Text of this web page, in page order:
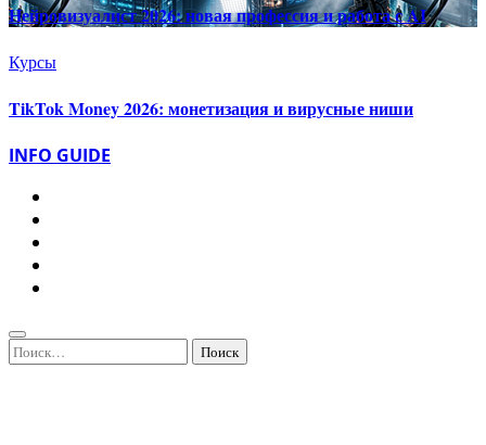
Нейровизуалист 2026: новая профессия и работа с AI
Курсы
TikTok Money 2026: монетизация и вирусные ниши
INFO GUIDE
Найти: